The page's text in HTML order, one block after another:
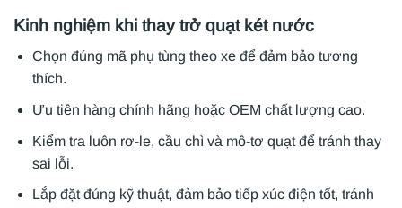
Kinh nghiệm khi thay trở quạt két nước
Chọn đúng mã phụ tùng theo xe để đảm bảo tương
thích.
Ưu tiên hàng chính hãng hoặc OEM chất lượng cao.
Kiểm tra luôn rơ-le, cầu chì và mô-tơ quạt để tránh thay
sai lỗi.
Lắp đặt đúng kỹ thuật, đảm bảo tiếp xúc điện tốt, tránh